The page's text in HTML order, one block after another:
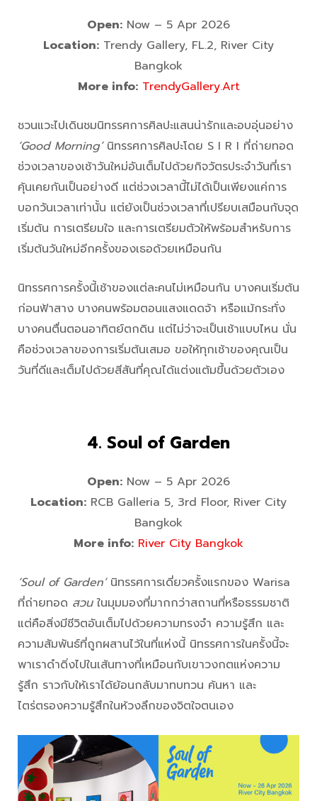
Open: Now – 5 Apr 2026
Location: Trendy Gallery, FL.2, River City
Bangkok
More info: TrendyGallery.Art
ชวนแวะไปเดินชมนิทรรศการศิลปะแสนน่ารักและอบอุ่นอย่าง
‘Good Morning’นิทรรศการศิลปะโดย S I R I ที่ถ่ายทอด
ช่วงเวลาของเช้าวันใหม่อันเต็มไปด้วยกิจวัตรประจำวันที่เรา
คุ้นเคยกันเป็นอย่างดี แต่ช่วงเวลานี้ไม่ได้เป็นเพียงแค่การ
บอกวันเวลาเท่านั้น แต่ยังเป็นช่วงเวลาที่เปรียบเสมือนกับจุด
เริ่มต้น การเตรียมใจ และการเตรียมตัวให้พร้อมสำหรับการ
เริ่มต้นวันใหม่อีกครั้งของเธอด้วยเหมือนกัน
นิทรรศการครั้งนี้เช้าของแต่ละคนไม่เหมือนกัน บางคนเริ่มต้น
ก่อนฟ้าสาง บางคนพร้อมตอนแสงแดดจ้า หรือแม้กระทั่ง
บางคนตื่นตอนอาทิตย์ตกดิน แต่ไม่ว่าจะเป็นเช้าแบบไหน นั่น
คือช่วงเวลาของการเริ่มต้นเสมอ ขอให้ทุกเช้าของคุณเป็น
วันที่ดีและเต็มไปด้วยสีสันที่คุณได้แต่งแต้มขึ้นด้วยตัวเอง
4. Soul of Garden
Open: Now – 5 Apr 2026
Location: RCB Galleria 5, 3rd Floor, River City
Bangkok
More info: River City Bangkok
‘Soul of Garden’ นิทรรศการเดี่ยวครั้งแรกของ Warisa
ที่ถ่ายทอด สวนในมุมมองที่มากกว่าสถานที่หรือธรรมชาติ
แต่คือสิ่งมีชีวิตอันเต็มไปด้วยความทรงจำ ความรู้สึก และ
ความสัมพันธ์ที่ถูกผสานไว้ในที่แห่งนี้ นิทรรศการในครั้งนี้จะ
พาเราดำดิ่งไปในเส้นทางที่เหมือนกับเขาวงกตแห่งความ
รู้สึก ราวกับให้เราได้ย้อนกลับมาทบทวน ค้นหา และ
ไตร่ตรองความรู้สึกในห้วงลึกของจิตใจตนเอง